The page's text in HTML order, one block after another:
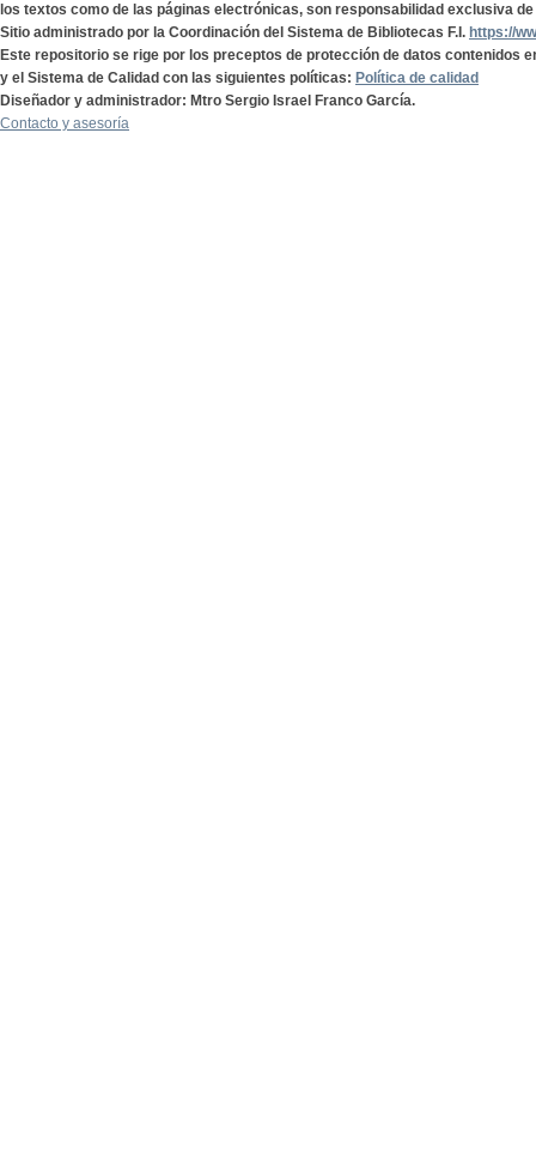
los textos como de las páginas electrónicas, son responsabilidad exclusiva
Sitio administrado por la Coordinación del Sistema de Bibliotecas F.I. https://
Este repositorio se rige por los preceptos de protección de datos contenidos
y el Sistema de Calidad con las siguientes políticas: Política de calidad
Diseñador y administrador: Mtro Sergio Israel Franco García.
Contacto y asesoría